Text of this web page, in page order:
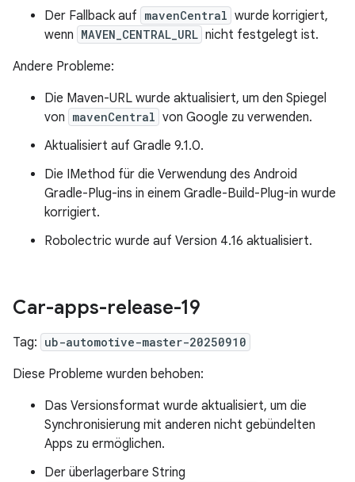
Der Fallback auf mavenCentral wurde korrigiert,
wenn MAVEN_CENTRAL_URL nicht festgelegt ist.
Andere Probleme:
Die Maven-URL wurde aktualisiert, um den Spiegel
von mavenCentral von Google zu verwenden.
Aktualisiert auf Gradle 9.1.0.
Die IMethod für die Verwendung des Android
Gradle-Plug-ins in einem Gradle-Build-Plug-in wurde
korrigiert.
Robolectric wurde auf Version 4.16 aktualisiert.
Car-apps-release-19
Tag: ub-automotive-master-20250910
Diese Probleme wurden behoben:
Das Versionsformat wurde aktualisiert, um die
Synchronisierung mit anderen nicht gebündelten
Apps zu ermöglichen.
Der überlagerbare String